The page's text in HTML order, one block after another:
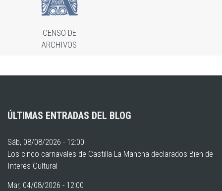
CENSO DE
ARCHIVOS
ÚLTIMAS ENTRADAS DEL BLOG
Sáb, 08/08/2026 - 12:00
Los cinco carnavales de Castilla-La Mancha declarados Bien de
Interés Cultural
Mar, 04/08/2026 - 12:00